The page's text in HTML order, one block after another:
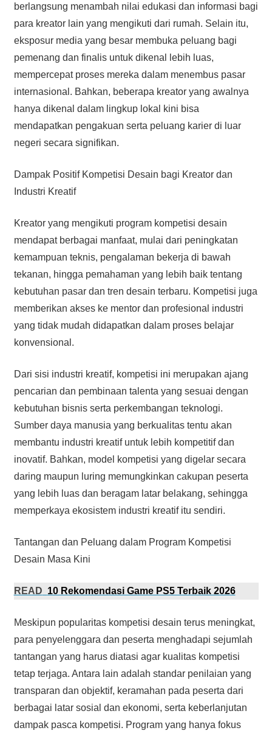
berlangsung menambah nilai edukasi dan informasi bagi
para kreator lain yang mengikuti dari rumah. Selain itu,
eksposur media yang besar membuka peluang bagi
pemenang dan finalis untuk dikenal lebih luas,
mempercepat proses mereka dalam menembus pasar
internasional. Bahkan, beberapa kreator yang awalnya
hanya dikenal dalam lingkup lokal kini bisa
mendapatkan pengakuan serta peluang karier di luar
negeri secara signifikan.
Dampak Positif Kompetisi Desain bagi Kreator dan
Industri Kreatif
Kreator yang mengikuti program kompetisi desain
mendapat berbagai manfaat, mulai dari peningkatan
kemampuan teknis, pengalaman bekerja di bawah
tekanan, hingga pemahaman yang lebih baik tentang
kebutuhan pasar dan tren desain terbaru. Kompetisi juga
memberikan akses ke mentor dan profesional industri
yang tidak mudah didapatkan dalam proses belajar
konvensional.
Dari sisi industri kreatif, kompetisi ini merupakan ajang
pencarian dan pembinaan talenta yang sesuai dengan
kebutuhan bisnis serta perkembangan teknologi.
Sumber daya manusia yang berkualitas tentu akan
membantu industri kreatif untuk lebih kompetitif dan
inovatif. Bahkan, model kompetisi yang digelar secara
daring maupun luring memungkinkan cakupan peserta
yang lebih luas dan beragam latar belakang, sehingga
memperkaya ekosistem industri kreatif itu sendiri.
Tantangan dan Peluang dalam Program Kompetisi
Desain Masa Kini
READ 10 Rekomendasi Game PS5 Terbaik 2026
Meskipun popularitas kompetisi desain terus meningkat,
para penyelenggara dan peserta menghadapi sejumlah
tantangan yang harus diatasi agar kualitas kompetisi
tetap terjaga. Antara lain adalah standar penilaian yang
transparan dan objektif, keramahan pada peserta dari
berbagai latar sosial dan ekonomi, serta keberlanjutan
dampak pasca kompetisi. Program yang hanya fokus